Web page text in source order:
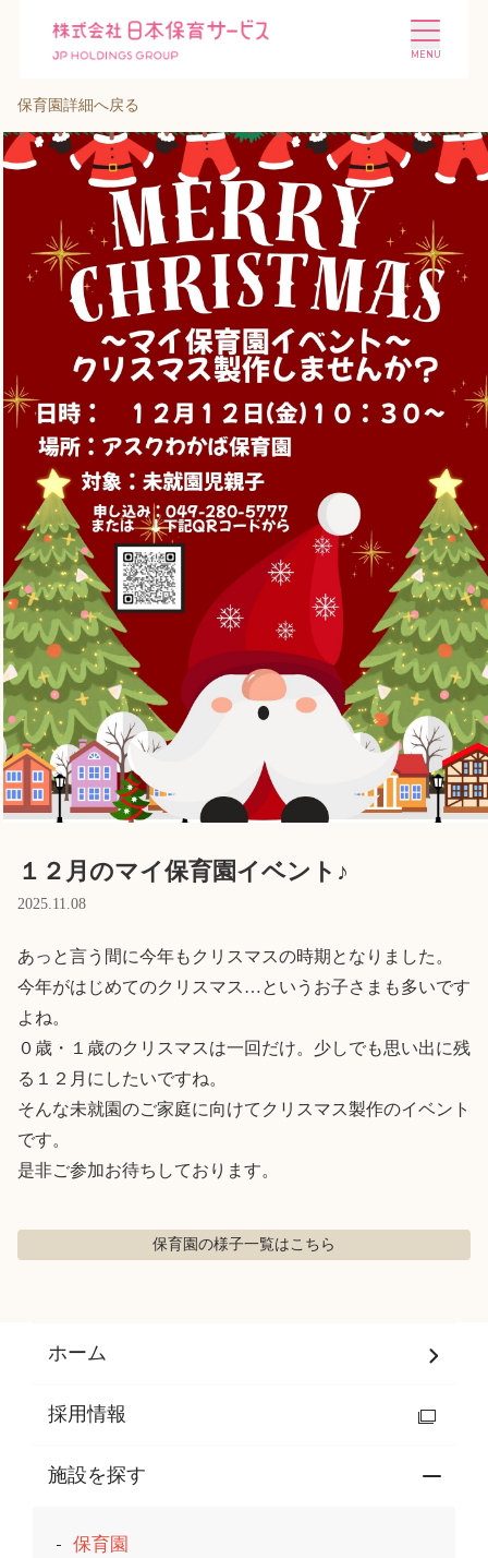
施設を探す 選ばれる理由
会社概要 ニュース
投資家情報 採用情報
Language
ホーム
利用者の声
プライバシーポリシー
保育園詳細へ戻る
１２月のマイ保育園イベント♪
2025.11.08
あっと言う間に今年もクリスマスの時期となりました。
今年がはじめてのクリスマス…というお子さまも多いです
よね。
０歳・１歳のクリスマスは一回だけ。少しでも思い出に残
る１２月にしたいですね。
そんな未就園のご家庭に向けてクリスマス製作のイベント
です。
是非ご参加お待ちしております。
保育園の様子一覧はこちら
ホーム
採用情報
施設を探す
保育園